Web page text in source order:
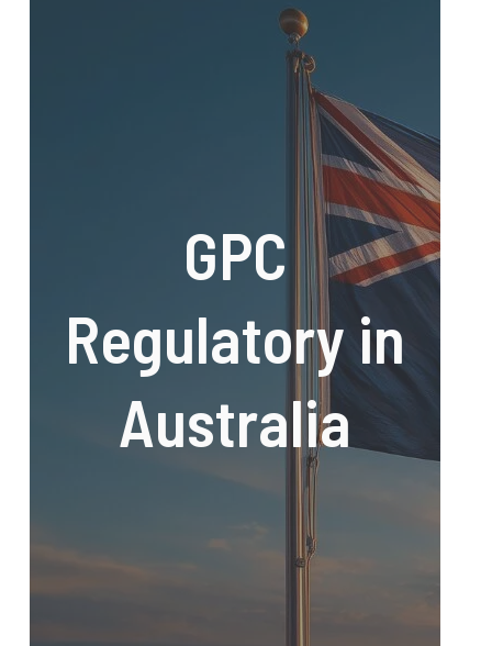
GPC
Regulatory in
Australia